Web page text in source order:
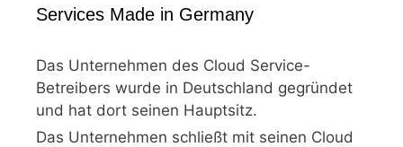
Services Made in Germany
Das Unternehmen des Cloud Service-
Betreibers wurde in Deutschland gegründet
und hat dort seinen Hauptsitz.
Das Unternehmen schließt mit seinen Cloud